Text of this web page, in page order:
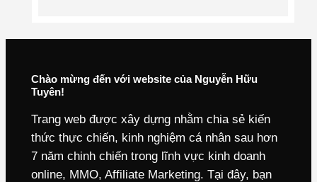
Chào mừng đến với website của Nguyễn Hữu
Tuyên!
Trang web được xây dựng nhằm chia sẻ kiến
thức thực chiến, kinh nghiệm cá nhân sau hơn
7 năm chinh chiến trong lĩnh vực kinh doanh
online, MMO, Affiliate Marketing. Tại đây, bạn